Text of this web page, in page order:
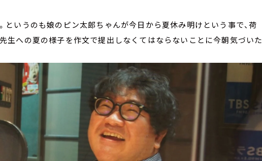
というのも娘のピン太郎ちゃんが今日から夏休み明けという事で、荷
生への夏の様子を作文で提出しなくてはならないことに今朝気づいた